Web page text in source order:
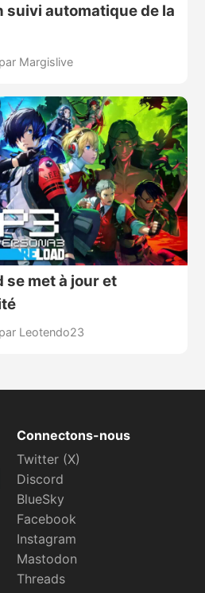
suivi automatique de la
par Margislive
se met à jour et
par Leotendo23
Connectons-nous
Twitter (X)
Discord
BlueSky
Facebook
Instagram
Mastodon
Threads